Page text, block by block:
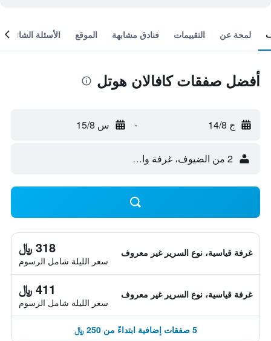
لمحة عن التقييمات فنادق مشابهة الموقع الأسئلة الشائعة
أفضل صفقات كافالان هوتل
ج 14/8 - س 15/8
2 من الضيوف، غرفة واحدة
غرفة قياسية، نوع السرير غير معروف 318 ﷼
سعر الليلة شامل الرسوم
غرفة قياسية، نوع السرير غير معروف 411 ﷼
سعر الليلة شامل الرسوم
5 صفقات إضافية ابتداءً من 250 ﷼